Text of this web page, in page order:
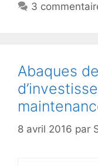
3
Abaques
8 avril 2016 par